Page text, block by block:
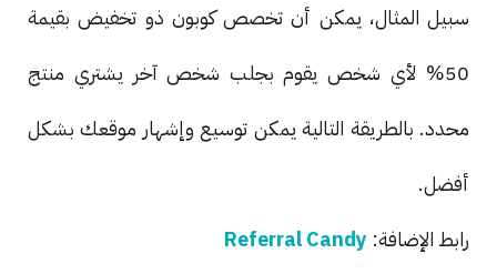
سبيل المثال، يمكن أن تخصص كوبون ذو تخفيض بقيمة
50% لأي شخص يقوم بجلب شخص آخر يشتري منتج
محدد. بالطريقة التالية يمكن توسيع وإشهار موقعك بشكل
أفضل.
رابط الإضافة: Referral Candy